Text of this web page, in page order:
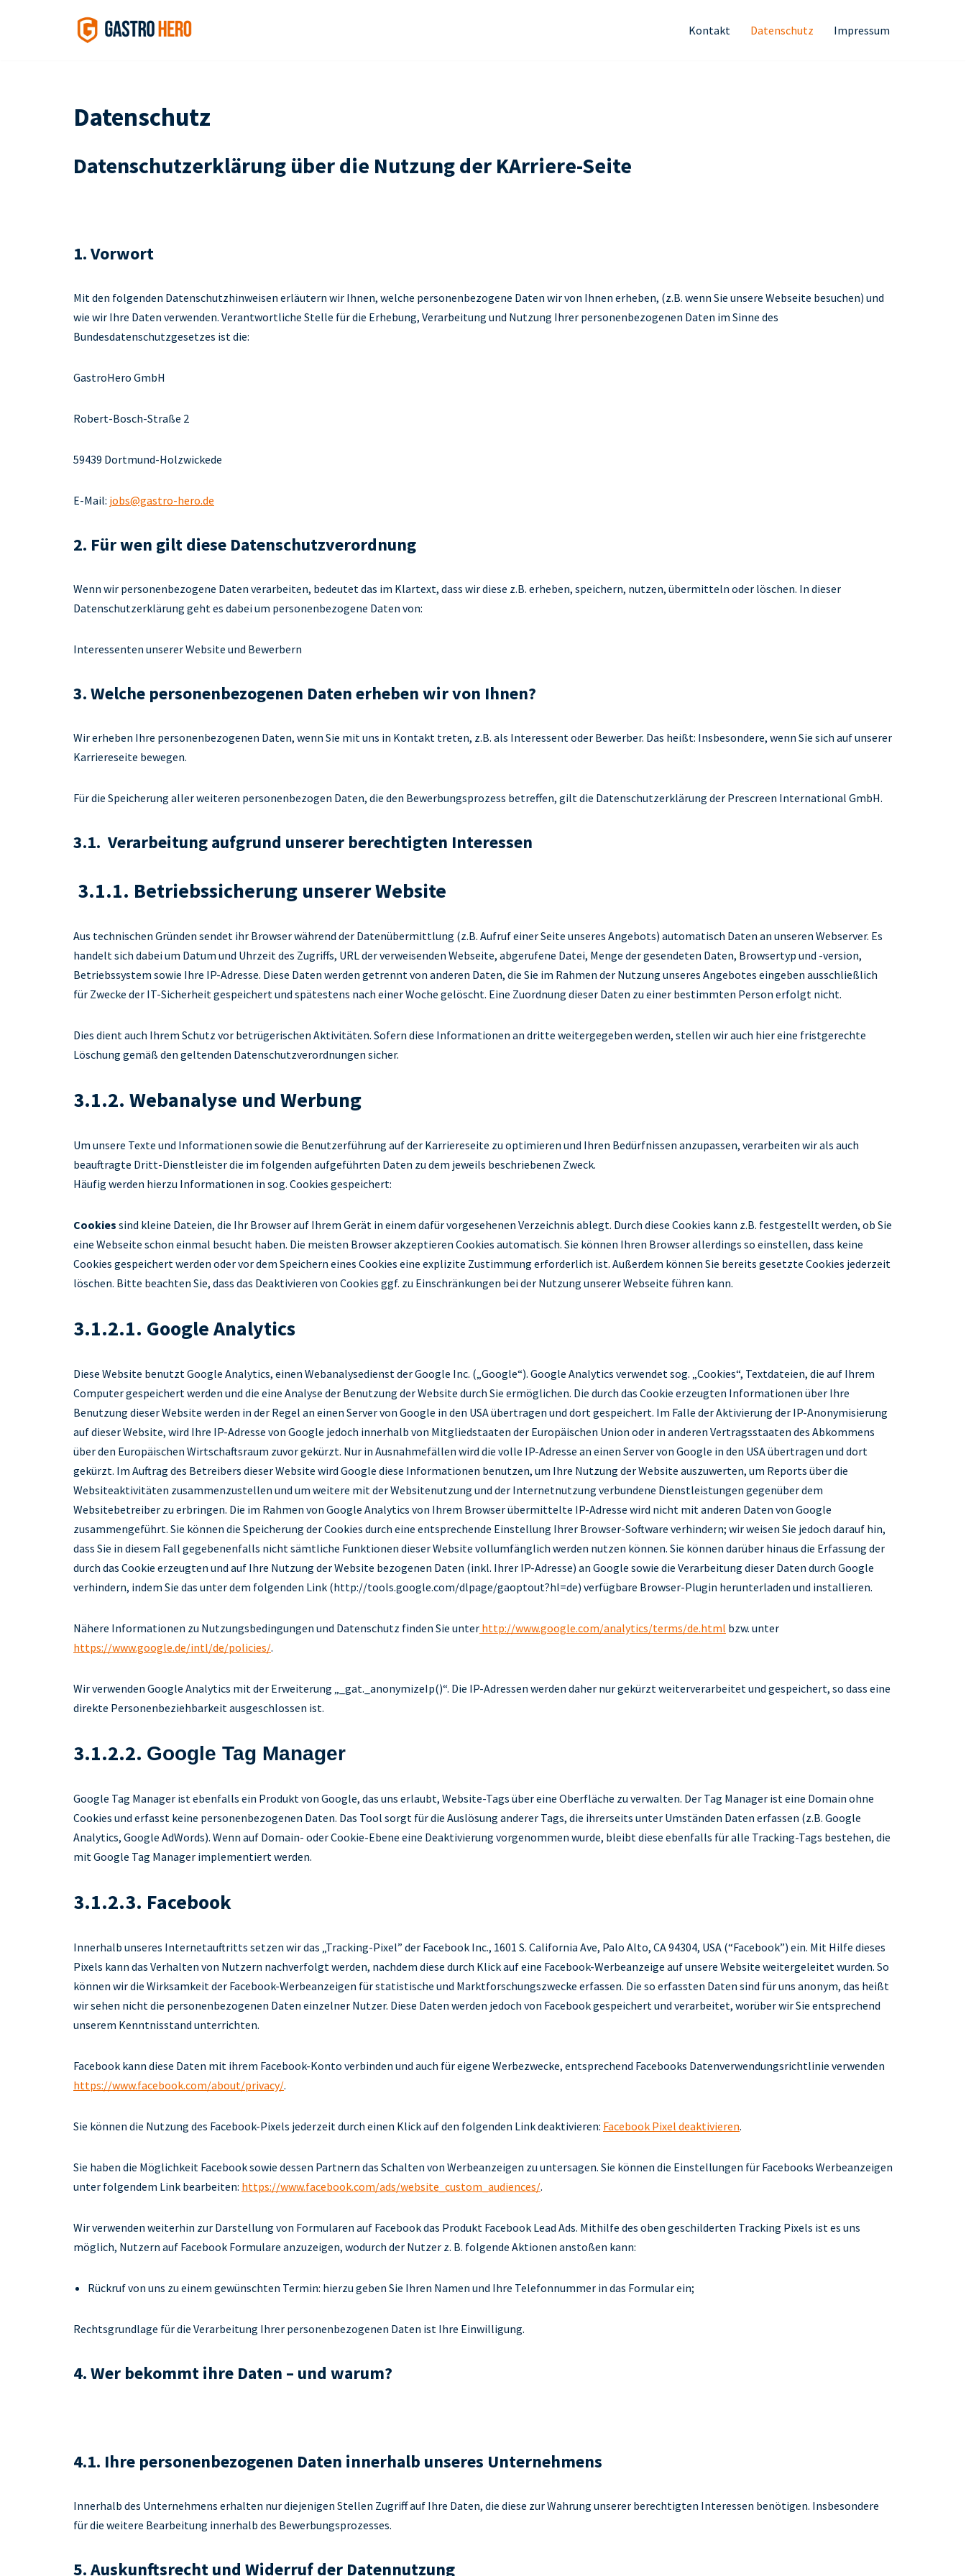
Kontakt Datenschutz Impressum
Datenschutz
Datenschutzerklärung über die Nutzung der KArriere-Seite
1. Vorwort
Mit den folgenden Datenschutzhinweisen erläutern wir Ihnen, welche personenbezogene Daten wir von Ihnen erheben, (z.B. wenn Sie unsere Webseite besuchen) und
wie wir Ihre Daten verwenden. Verantwortliche Stelle für die Erhebung, Verarbeitung und Nutzung Ihrer personenbezogenen Daten im Sinne des
Bundesdatenschutzgesetzes ist die:
GastroHero GmbH
Robert-Bosch-Straße 2
59439 Dortmund-Holzwickede
E-Mail: jobs@gastro-hero.de
2. Für wen gilt diese Datenschutzverordnung
Wenn wir personenbezogene Daten verarbeiten, bedeutet das im Klartext, dass wir diese z.B. erheben, speichern, nutzen, übermitteln oder löschen. In dieser
Datenschutzerklärung geht es dabei um personenbezogene Daten von:
Interessenten unserer Website und Bewerbern
3. Welche personenbezogenen Daten erheben wir von Ihnen?
Wir erheben Ihre personenbezogenen Daten, wenn Sie mit uns in Kontakt treten, z.B. als Interessent oder Bewerber. Das heißt: Insbesondere, wenn Sie sich auf unserer
Karriereseite bewegen.
Für die Speicherung aller weiteren personenbezogen Daten, die den Bewerbungsprozess betreffen, gilt die Datenschutzerklärung der Prescreen International GmbH.
3.1. Verarbeitung aufgrund unserer berechtigten Interessen
3.1.1. Betriebssicherung unserer Website
Aus technischen Gründen sendet ihr Browser während der Datenübermittlung (z.B. Aufruf einer Seite unseres Angebots) automatisch Daten an unseren Webserver. Es
handelt sich dabei um Datum und Uhrzeit des Zugriffs, URL der verweisenden Webseite, abgerufene Datei, Menge der gesendeten Daten, Browsertyp und -version,
Betriebssystem sowie Ihre IP-Adresse. Diese Daten werden getrennt von anderen Daten, die Sie im Rahmen der Nutzung unseres Angebotes eingeben ausschließlich
für Zwecke der IT-Sicherheit gespeichert und spätestens nach einer Woche gelöscht. Eine Zuordnung dieser Daten zu einer bestimmten Person erfolgt nicht.
Dies dient auch Ihrem Schutz vor betrügerischen Aktivitäten. Sofern diese Informationen an dritte weitergegeben werden, stellen wir auch hier eine fristgerechte
Löschung gemäß den geltenden Datenschutzverordnungen sicher.
3.1.2. Webanalyse und Werbung
Um unsere Texte und Informationen sowie die Benutzerführung auf der Karriereseite zu optimieren und Ihren Bedürfnissen anzupassen, verarbeiten wir als auch
beauftragte Dritt-Dienstleister die im folgenden aufgeführten Daten zu dem jeweils beschriebenen Zweck.
Häufig werden hierzu Informationen in sog. Cookies gespeichert:
Cookies sind kleine Dateien, die Ihr Browser auf Ihrem Gerät in einem dafür vorgesehenen Verzeichnis ablegt. Durch diese Cookies kann z.B. festgestellt werden, ob Sie
eine Webseite schon einmal besucht haben. Die meisten Browser akzeptieren Cookies automatisch. Sie können Ihren Browser allerdings so einstellen, dass keine
Cookies gespeichert werden oder vor dem Speichern eines Cookies eine explizite Zustimmung erforderlich ist. Außerdem können Sie bereits gesetzte Cookies jederzeit
löschen. Bitte beachten Sie, dass das Deaktivieren von Cookies ggf. zu Einschränkungen bei der Nutzung unserer Webseite führen kann.
3.1.2.1. Google Analytics
Diese Website benutzt Google Analytics, einen Webanalysedienst der Google Inc. („Google“). Google Analytics verwendet sog. „Cookies“, Textdateien, die auf Ihrem
Computer gespeichert werden und die eine Analyse der Benutzung der Website durch Sie ermöglichen. Die durch das Cookie erzeugten Informationen über Ihre
Benutzung dieser Website werden in der Regel an einen Server von Google in den USA übertragen und dort gespeichert. Im Falle der Aktivierung der IP-Anonymisierung
auf dieser Website, wird Ihre IP-Adresse von Google jedoch innerhalb von Mitgliedstaaten der Europäischen Union oder in anderen Vertragsstaaten des Abkommens
über den Europäischen Wirtschaftsraum zuvor gekürzt. Nur in Ausnahmefällen wird die volle IP-Adresse an einen Server von Google in den USA übertragen und dort
gekürzt. Im Auftrag des Betreibers dieser Website wird Google diese Informationen benutzen, um Ihre Nutzung der Website auszuwerten, um Reports über die
Websiteaktivitäten zusammenzustellen und um weitere mit der Websitenutzung und der Internetnutzung verbundene Dienstleistungen gegenüber dem
Websitebetreiber zu erbringen. Die im Rahmen von Google Analytics von Ihrem Browser übermittelte IP-Adresse wird nicht mit anderen Daten von Google
zusammengeführt. Sie können die Speicherung der Cookies durch eine entsprechende Einstellung Ihrer Browser-Software verhindern; wir weisen Sie jedoch darauf hin,
dass Sie in diesem Fall gegebenenfalls nicht sämtliche Funktionen dieser Website vollumfänglich werden nutzen können. Sie können darüber hinaus die Erfassung der
durch das Cookie erzeugten und auf Ihre Nutzung der Website bezogenen Daten (inkl. Ihrer IP-Adresse) an Google sowie die Verarbeitung dieser Daten durch Google
verhindern, indem Sie das unter dem folgenden Link (http://tools.google.com/dlpage/gaoptout?hl=de) verfügbare Browser-Plugin herunterladen und installieren.
Nähere Informationen zu Nutzungsbedingungen und Datenschutz finden Sie unter http://www.google.com/analytics/terms/de.html bzw. unter
https://www.google.de/intl/de/policies/.
Wir verwenden Google Analytics mit der Erweiterung „_gat._anonymizeIp()“. Die IP-Adressen werden daher nur gekürzt weiterverarbeitet und gespeichert, so dass eine
direkte Personenbeziehbarkeit ausgeschlossen ist.
3.1.2.2. Google Tag Manager
Google Tag Manager ist ebenfalls ein Produkt von Google, das uns erlaubt, Website-Tags über eine Oberfläche zu verwalten. Der Tag Manager ist eine Domain ohne
Cookies und erfasst keine personenbezogenen Daten. Das Tool sorgt für die Auslösung anderer Tags, die ihrerseits unter Umständen Daten erfassen (z.B. Google
Analytics, Google AdWords). Wenn auf Domain- oder Cookie-Ebene eine Deaktivierung vorgenommen wurde, bleibt diese ebenfalls für alle Tracking-Tags bestehen, die
mit Google Tag Manager implementiert werden.
3.1.2.3. Facebook
Innerhalb unseres Internetauftritts setzen wir das „Tracking-Pixel” der Facebook Inc., 1601 S. California Ave, Palo Alto, CA 94304, USA (“Facebook”) ein. Mit Hilfe dieses
Pixels kann das Verhalten von Nutzern nachverfolgt werden, nachdem diese durch Klick auf eine Facebook-Werbeanzeige auf unsere Website weitergeleitet wurden. So
können wir die Wirksamkeit der Facebook-Werbeanzeigen für statistische und Marktforschungszwecke erfassen. Die so erfassten Daten sind für uns anonym, das heißt
wir sehen nicht die personenbezogenen Daten einzelner Nutzer. Diese Daten werden jedoch von Facebook gespeichert und verarbeitet, worüber wir Sie entsprechend
unserem Kenntnisstand unterrichten.
Facebook kann diese Daten mit ihrem Facebook-Konto verbinden und auch für eigene Werbezwecke, entsprechend Facebooks Datenverwendungsrichtlinie verwenden
https://www.facebook.com/about/privacy/.
Sie können die Nutzung des Facebook-Pixels jederzeit durch einen Klick auf den folgenden Link deaktivieren: Facebook Pixel deaktivieren.
Sie haben die Möglichkeit Facebook sowie dessen Partnern das Schalten von Werbeanzeigen zu untersagen. Sie können die Einstellungen für Facebooks Werbeanzeigen
unter folgendem Link bearbeiten: https://www.facebook.com/ads/website_custom_audiences/.
Wir verwenden weiterhin zur Darstellung von Formularen auf Facebook das Produkt Facebook Lead Ads. Mithilfe des oben geschilderten Tracking Pixels ist es uns
möglich, Nutzern auf Facebook Formulare anzuzeigen, wodurch der Nutzer z. B. folgende Aktionen anstoßen kann:
Rückruf von uns zu einem gewünschten Termin: hierzu geben Sie Ihren Namen und Ihre Telefonnummer in das Formular ein;
Rechtsgrundlage für die Verarbeitung Ihrer personenbezogenen Daten ist Ihre Einwilligung.
4. Wer bekommt ihre Daten – und warum?
4.1. Ihre personenbezogenen Daten innerhalb unseres Unternehmens
Innerhalb des Unternehmens erhalten nur diejenigen Stellen Zugriff auf Ihre Daten, die diese zur Wahrung unserer berechtigten Interessen benötigen. Insbesondere
für die weitere Bearbeitung innerhalb des Bewerbungsprozesses.
5. Auskunftsrecht und Widerruf der Datennutzung